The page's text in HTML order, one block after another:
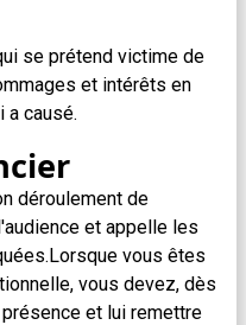
se prétend victime de
et intérêts en
a causé.
déroulement de
et appelle les
vous êtes
vous devez, dès
et lui remettre